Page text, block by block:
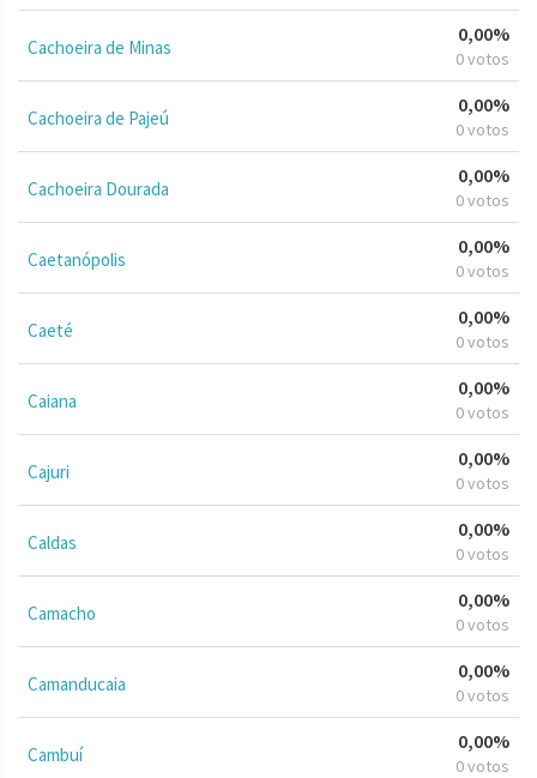
Cachoeira de Minas
0,00%
0 votos
Cachoeira de Pajeú
0,00%
0 votos
Cachoeira Dourada
0,00%
0 votos
Caetanópolis
0,00%
0 votos
Caeté
0,00%
0 votos
Caiana
0,00%
0 votos
Cajuri
0,00%
0 votos
Caldas
0,00%
0 votos
Camacho
0,00%
0 votos
Camanducaia
0,00%
0 votos
Cambuí
0,00%
0 votos